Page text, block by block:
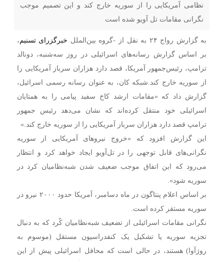
نظامی آمریکایی را از سوریه خارج کند و این تصمیم موجب
نگرانی مقامات تل آویو شده است
به گزارش رواج ۲۴ به نقل از -گروه بین‌الملل خبرگزرای تسنیم،
بر اساس گزارش رسانه‌های اسرائیلی در روز سه‌شنبه، دونالد
ترامپ، رئیس‌جمهور آمریکا، قصد دارد هزاران سرباز آمریکایی را
از سوریه خارج کند.شبکه کان، به عنوان رسانه رسمی اسرائیل،
گزارش داد که «مقامات ارشد کاخ سفید پیامی را به همتایان
اسرائیلی خود منتقل کرده‌اند که نشان می‌دهد رئیس جمهور
ترامپ قصد دارد هزاران سرباز آمریکایی را از سوریه خارج کند.»
این گزارش افزود که «خروج نیروهای آمریکایی از سوریه
نگرانی‌های قابل توجهی را در تل‌آویو ایجاد خواهد کرد و انتظار
می‌رود که این اتفاق موجب ضعیف شدن شبه‌نظامیان کرد در
سوریه شود».
بر اساس اعلام پنتاگون در ماه دسامبر، آمریکا حدود ۲۰۰۰ نیرو در
سوریه مستقر کرده است.
نگرانی مقامات اسرائیلی از تضعیف شبه‌نظامیان کُرد که به دنبال
تجزیه سوریه یا تشکیل یک کنفدراسیون مستقل (موسوم به
روژآوا) هستند، در حالی است که محافل اسرائیلی پیش از این